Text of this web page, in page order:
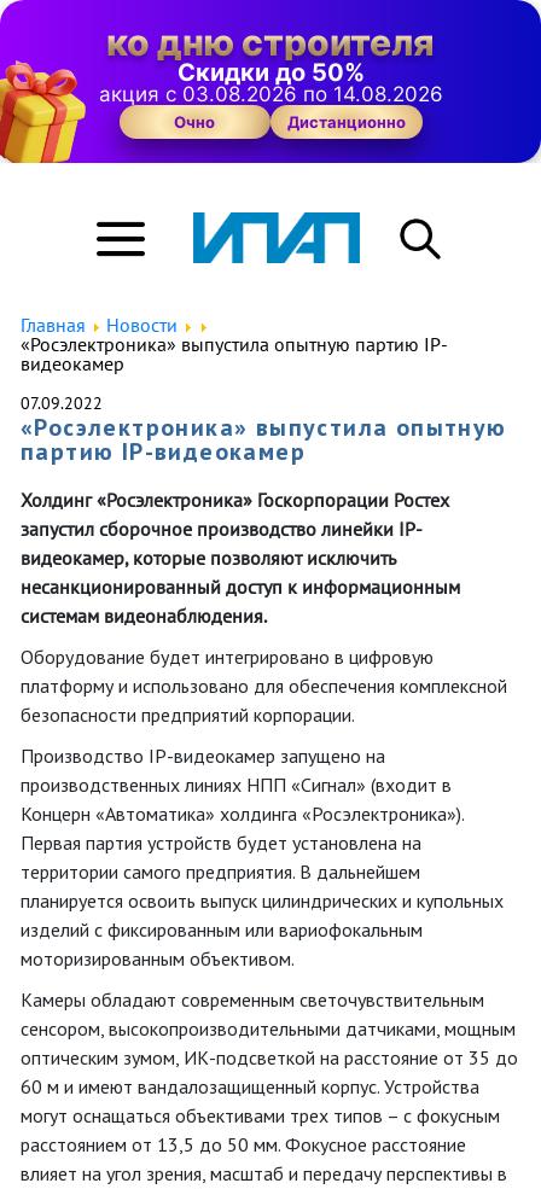
ко дню строителя
Скидки до 50%
акция с 03.08.2026 по 14.08.2026
Очно Дистанционно
Главная
Новости
«Росэлектроника» выпустила опытную партию IP-
видеокамер
07.09.2022
«Росэлектроника» выпустила опытную
партию IP-видеокамер
Холдинг «Росэлектроника» Госкорпорации Ростех
запустил сборочное производство линейки IP-
видеокамер, которые позволяют исключить
несанкционированный доступ к информационным
системам видеонаблюдения.
Оборудование будет интегрировано в цифровую
платформу и использовано для обеспечения комплексной
безопасности предприятий корпорации.
Производство IP-видеокамер запущено на
производственных линиях НПП «Сигнал» (входит в
Концерн «Автоматика» холдинга «Росэлектроника»).
Первая партия устройств будет установлена на
территории самого предприятия. В дальнейшем
планируется освоить выпуск цилиндрических и купольных
изделий с фиксированным или вариофокальным
моторизированным объективом.
Камеры обладают современным светочувствительным
сенсором, высокопроизводительными датчиками, мощным
оптическим зумом, ИК-подсветкой на расстояние от 35 до
60 м и имеют вандалозащищенный корпус. Устройства
могут оснащаться объективами трех типов – с фокусным
расстоянием от 13,5 до 50 мм. Фокусное расстояние
влияет на угол зрения, масштаб и передачу перспективы в